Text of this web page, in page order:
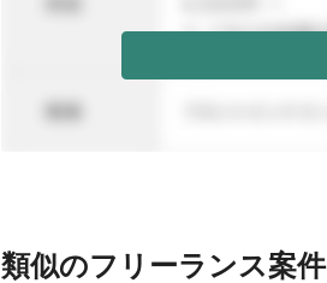
類似のフリーランス案件